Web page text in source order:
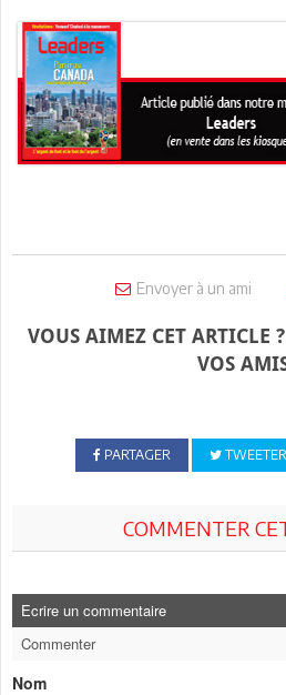
Envoyer à un ami
VOUS AIMEZ CET ARTICLE
VOS
PARTAGER TWEETER
COMMENTER
Ecrire un commentaire
Commenter
Nom